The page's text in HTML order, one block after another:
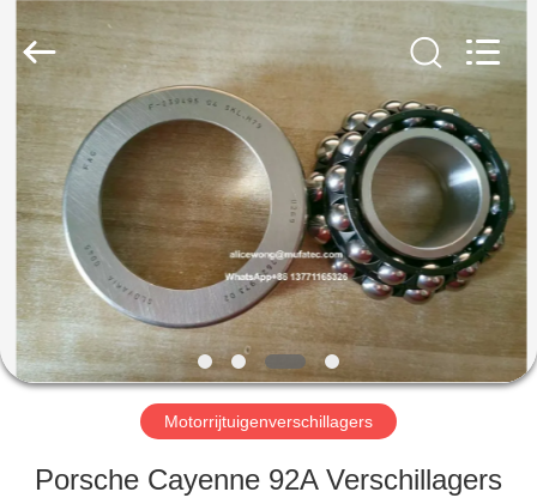
THUIS
PRODUCTEN
OVER
ONS
FABRIEKSREIS
KWALITEITSCONTROLE
TECHNOLOGY
CO.,LTD..
Motorrijtuigenverschillagers
Porsche Cayenne 92A Verschillagers